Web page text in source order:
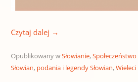
Czytaj dalej →
Opublikowany wSłowianie,
Słowian, podania i legendy Słowian,Wieleci